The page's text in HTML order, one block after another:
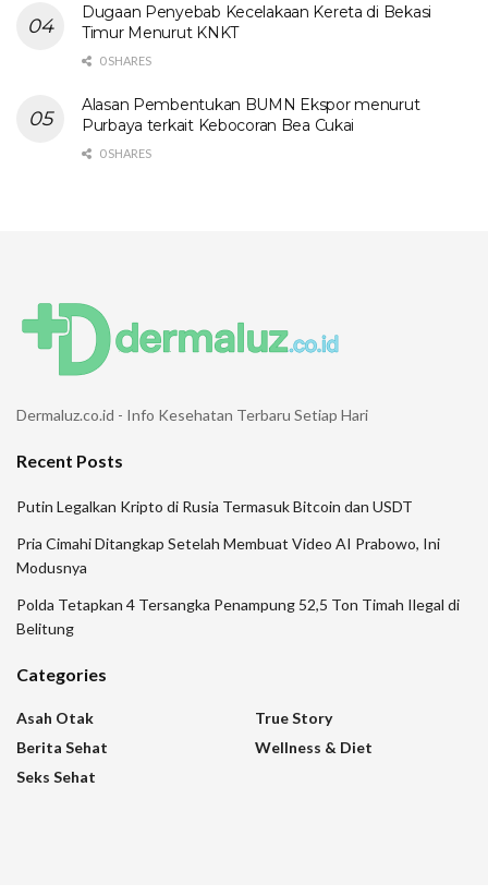
Dugaan Penyebab Kecelakaan Kereta di Bekasi
Timur Menurut KNKT
0 SHARES
Alasan Pembentukan BUMN Ekspor menurut
Purbaya terkait Kebocoran Bea Cukai
0 SHARES
Dermaluz.co.id - Info Kesehatan Terbaru Setiap Hari
Recent Posts
Putin Legalkan Kripto di Rusia Termasuk Bitcoin dan USDT
Pria Cimahi Ditangkap Setelah Membuat Video AI Prabowo, Ini
Modusnya
Polda Tetapkan 4 Tersangka Penampung 52,5 Ton Timah Ilegal di
Belitung
Categories
Asah Otak
Berita Sehat
Seks Sehat
True Story
Wellness & Diet